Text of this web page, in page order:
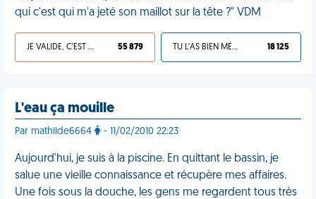
qui c'est qui m'a jeté son maillot sur la tête ?" VDM
JE VALIDE, C'EST UNE VDM 55 879 TU L'AS BIEN MÉRITÉ 18 125
L'eau ça mouille
Par mathilde6664 - 11/02/2010 22:23
Aujourd'hui, je suis à la piscine. En quittant le bassin, je
salue une vieille connaissance et récupère mes affaires.
Une fois sous la douche, les gens me regardent tous très